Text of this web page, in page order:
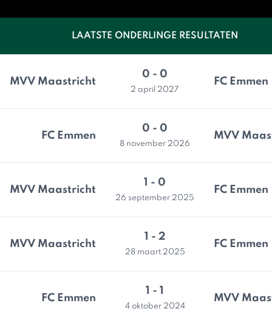
LAATSTE ONDERLINGE RESULTATEN
MVV Maastricht
0 - 0
2 april 2027
FC Emmen
FC Emmen
0 - 0
8 november 2026
MVV
MVV Maastricht
1 - 0
26 september 2025
FC Emmen
MVV Maastricht
1 - 2
28 maart 2025
FC Emmen
FC Emmen
1 - 1
4 oktober 2024
MVV